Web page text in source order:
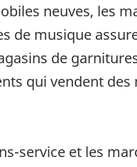
neuves, les
de musique
de
qui vendent
service et les